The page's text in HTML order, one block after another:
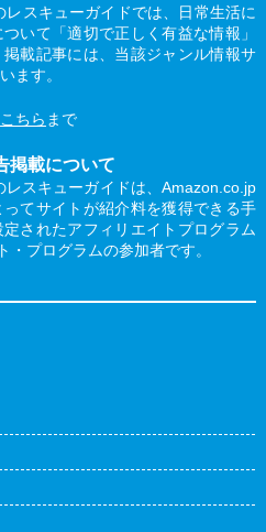
スキューガイドでは、日常生活に
いて「適切で正しく有益な情報」
載記事には、当該ジャンル情報サ
ます。
こちら まで
掲載について
スキューガイドは、Amazon.co.jp
てサイトが紹介料を獲得できる手
されたアフィリエイトプログラム
プログラムの参加者です。